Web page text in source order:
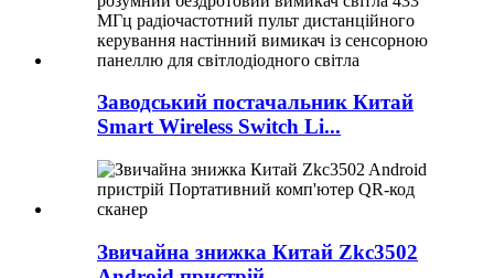
Заводський постачальник Китай
Smart Wireless Switch Li...
Звичайна знижка Китай Zkc3502